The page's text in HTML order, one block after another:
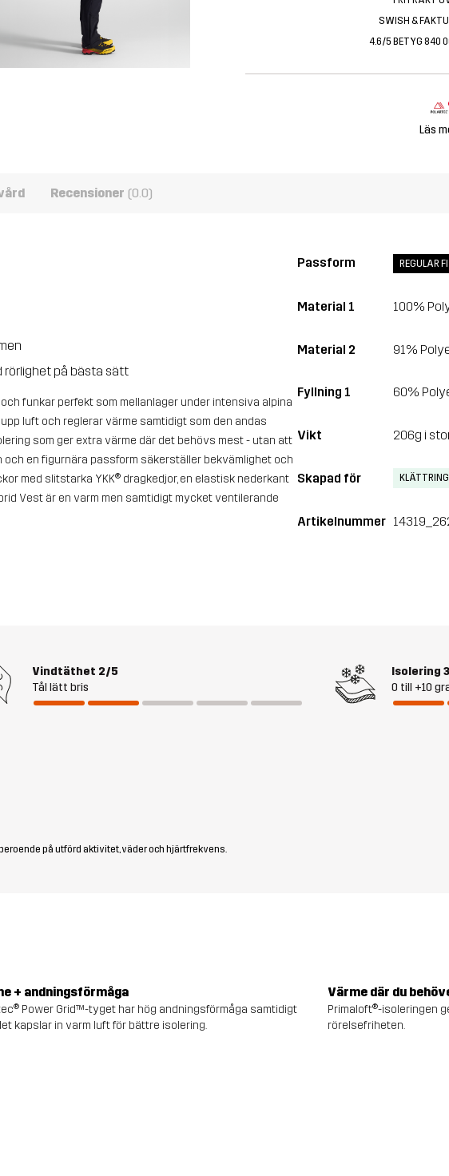
SWISH &
4.6/5 BETYG 840
Läs
Recensioner (0.0)
rörlighet på bästa sätt
funkar perfekt som mellanlager under intensiva alpina
luft och reglerar värme samtidigt som den andas
som ger extra värme där det behövs mest - utan att
en figurnära passform säkerställer bekvämlighet och
med slitstarka YKK® dragkedjor, en elastisk nederkant
Vest är en varm men samtidigt mycket ventilerande
Passform REGULAR
Material 1 100%
Material 2 91%
Fyllning 1 60%
Vikt 206g i
Skapad för
Artikelnummer
Vindtäthet 2/5
Tål lätt bris
Isolering
0 till +10
på utförd aktivitet, väder och hjärtfrekvens.
+ andningsförmåga
Power Grid™-tyget har hög andningsförmåga samtidigt
kapslar in varm luft för bättre isolering.
Värme där du
Primaloft®-isoleringen
rörelsefriheten.